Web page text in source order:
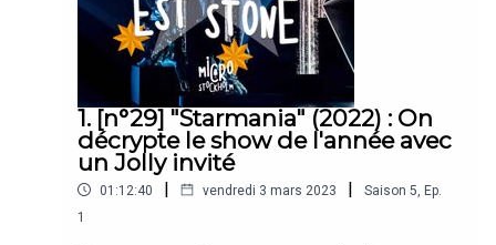
1. [n°29] "Starmania" (2022) : On
décrypte le show de l'année avec
un Jolly invité
01:12:40 | vendredi 3 mars 2023 | Saison 5 Ep.
1